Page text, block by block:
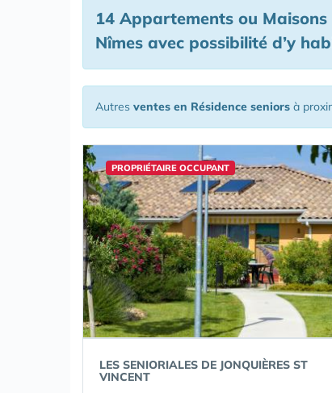
14 Appartements ou
Nîmes avec possibilité d’y
Autres ventes en Résidence seniors à
PROPRIÉTAIRE OCCUPANT
LES SENIORIALES DE JONQUIÈRES ST
VINCENT